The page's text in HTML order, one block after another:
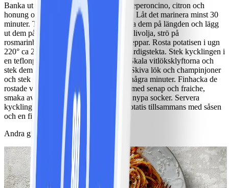
Banka ut kycklingfiléerna lite. Blanda peperoncino, citron och
honung och marinera kycklingen i detta. Låt det marinera minst 30
minuter. Tvätta och borsta potatisen, dela dem på längden och lägg
ut dem på en ugnsplåt. Ringla på 1 tsk olivolja, strö på
rosmarinbladen. Krydda med salt och peppar. Rosta potatisen i ugn
220° ca 25 minuter eller tills de känns färdigstekta. Stek kycklingen i
en teflonpanna tills de är genomstekta. Skala vitlöksklyftorna och
stek dem tillsammans med kycklingen. Skiva lök och champinjoner
och stek dem i 1 tsk olja på hög värme några minuter. Finhacka de
rostade vitlöksklyftorna och blanda det med senap och fraiche,
smaka av med salt, vitpeppar och ev en nypa socker. Servera
kyckling, lök och champinjoner samt potatis tillsammans med såsen
och en fin sallad.
Andra gillade också